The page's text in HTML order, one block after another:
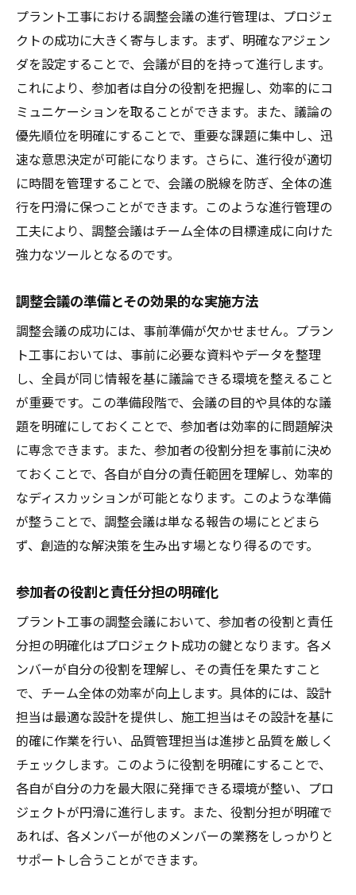
創造的な思考を促進するためのテクニック
問題分析におけるデータ活用の重要性
合意を得るための交渉技術
利害関係者の視点を取り入れた解決策の提
案
継続的な改善を図るためのフィードバック
ループ
共通のビジョンに向かって協力するプラント工
事の秘訣
共通の目標設定とその重要性
チームビルディングを通じた協力体制の構
築
成功事例から学ぶビジョンの効果的な伝達
方法
ビジョンを実現するための具体的な行動計
画
長期的な視点で考える持続可能なビジョン
の設定
プラント工事で成果を最大化するための具体的
な方法
プロジェクト管理ツールの効果的な使用法
パフォーマンス指標の設定とモニタリング
リスク管理とその軽減方法
継続的な学習を促進するための教育・訓練
プログラム
パートナーシップと協力関係の強化
現場での効率的な進行を支えるプラント工事の
工夫
時間管理のテクニックと実践例
現場での安全性を確保するための手法
作業フローを最適化するための戦略
プラント工事における調整会議の進行管理は、プロジェ
クトの成功に大きく寄与します。まず、明確なアジェン
ダを設定することで、会議が目的を持って進行します。
これにより、参加者は自分の役割を把握し、効率的にコ
ミュニケーションを取ることができます。また、議論の
優先順位を明確にすることで、重要な課題に集中し、迅
速な意思決定が可能になります。さらに、進行役が適切
に時間を管理することで、会議の脱線を防ぎ、全体の進
行を円滑に保つことができます。このような進行管理の
工夫により、調整会議はチーム全体の目標達成に向けた
強力なツールとなるのです。
調整会議の準備とその効果的な実施方法
調整会議の成功には、事前準備が欠かせません。プラン
ト工事においては、事前に必要な資料やデータを整理
し、全員が同じ情報を基に議論できる環境を整えること
が重要です。この準備段階で、会議の目的や具体的な議
題を明確にしておくことで、参加者は効率的に問題解決
に専念できます。また、参加者の役割分担を事前に決め
ておくことで、各自が自分の責任範囲を理解し、効率的
なディスカッションが可能となります。このような準備
が整うことで、調整会議は単なる報告の場にとどまら
ず、創造的な解決策を生み出す場となり得るのです。
参加者の役割と責任分担の明確化
プラント工事の調整会議において、参加者の役割と責任
分担の明確化はプロジェクト成功の鍵となります。各メ
ンバーが自分の役割を理解し、その責任を果たすこと
で、チーム全体の効率が向上します。具体的には、設計
担当は最適な設計を提供し、施工担当はその設計を基に
的確に作業を行い、品質管理担当は進捗と品質を厳しく
チェックします。このように役割を明確にすることで、
各自が自分の力を最大限に発揮できる環境が整い、プロ
ジェクトが円滑に進行します。また、役割分担が明確で
あれば、各メンバーが他のメンバーの業務をしっかりと
サポートし合うことができます。